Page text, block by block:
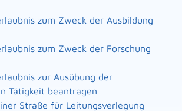
zum Zweck der Ausbildung
zum Zweck der Forschung
zur Ausübung der
Tätigkeit beantragen
Straße für Leitungsverlegung